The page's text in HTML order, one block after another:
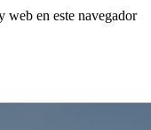
web en este navegador